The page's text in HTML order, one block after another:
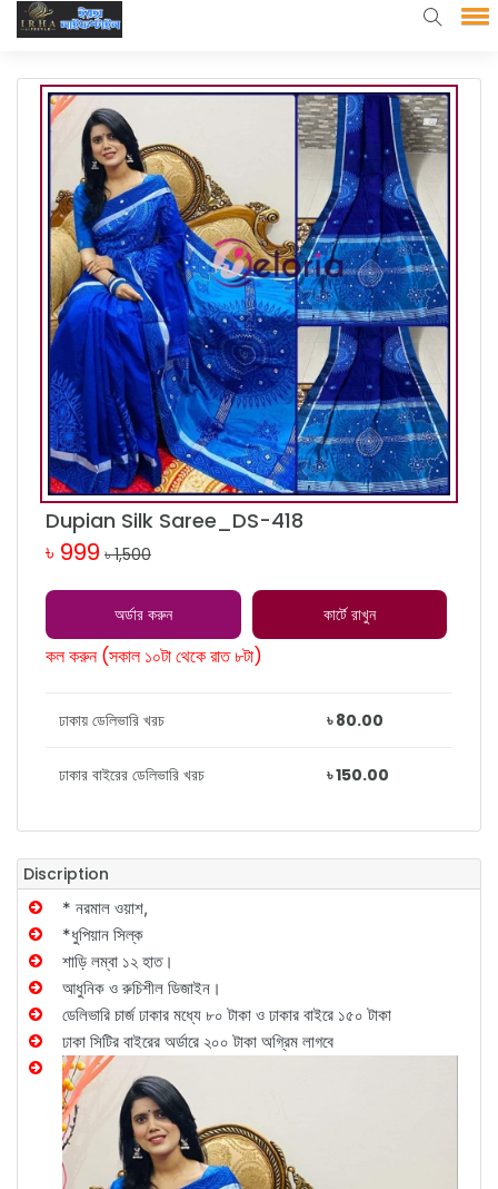
Dupian Silk Saree_DS-418
৳ 999 ৳ 1,500
অর্ডার করুন কার্টে রাখুন
কল করুন (সকাল ১০টা থেকে রাত ৮টা)
ঢাকায় ডেলিভারি খরচ ৳ 80.00
ঢাকার বাইরের ডেলিভারি খরচ ৳ 150.00
Discription
* নরমাল ওয়াশ,
*ধুপিয়ান সিল্ক
শাড়ি লম্বা ১২ হাত।
আধুনিক ও রুচিশীল ডিজাইন।
ডেলিভারি চার্জ ঢাকার মধ্যে ৮০ টাকা ও ঢাকার বাইরে ১৫০ টাকা
ঢাকা সিটির বাইরের অর্ডারে ২০০ টাকা অগ্রিম লাগবে